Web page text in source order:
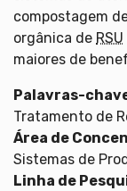
compostagem
orgânica de RSU
maiores de
Palavras-
Tratamento de
Área de
Sistemas de
Linha de